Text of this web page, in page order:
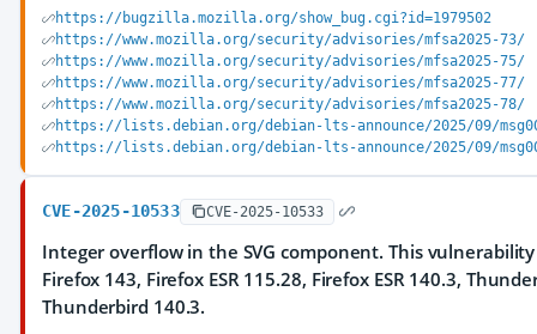
https://bugzilla.mozilla.org/show_bug.cgi?id=1979502
https://www.mozilla.org/security/advisories/mfsa2025-73/
https://www.mozilla.org/security/advisories/mfsa2025-75/
https://www.mozilla.org/security/advisories/mfsa2025-77/
https://www.mozilla.org/security/advisories/mfsa2025-78/
https://lists.debian.org/debian-lts-announce/2025/09/
https://lists.debian.org/debian-lts-announce/2025/09/
CVE-2025-10533 CVE-2025-10533
Integer overflow in the SVG component. This
Firefox 143, Firefox ESR 115.28, Firefox ESR 140.3,
Thunderbird 140.3.